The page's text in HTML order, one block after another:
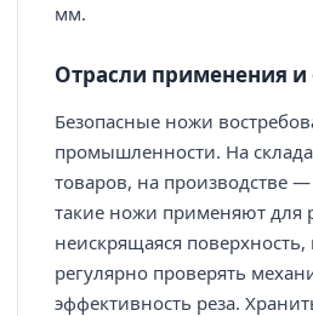
мм.
Отрасли применения и
Безопасные ножи
промышленности. На
товаров, на производстве
такие ножи применяют для
неискрящаяся
регулярно проверять
эффективность реза.